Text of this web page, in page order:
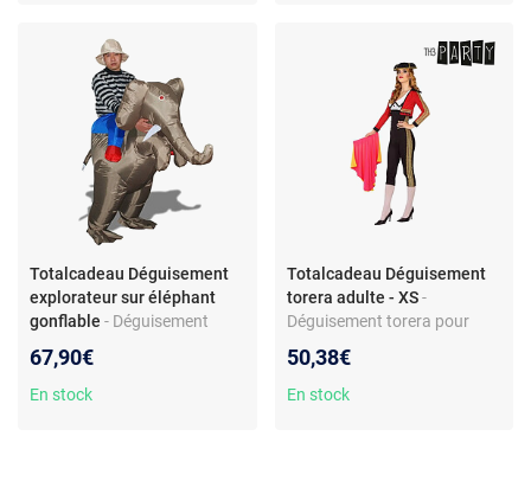
Totalcadeau Déguisement
explorateur sur éléphant
gonflable - Déguisement
- Système de gonflage inclus
- Mixte - Chapeau inclus -
67,90€
En stock
Totalcadeau Déguisement
torera adulte - XS -
Déguisement torera pour
Accessoire singe - Idéal fête
et carnaval
50,38€
En stock